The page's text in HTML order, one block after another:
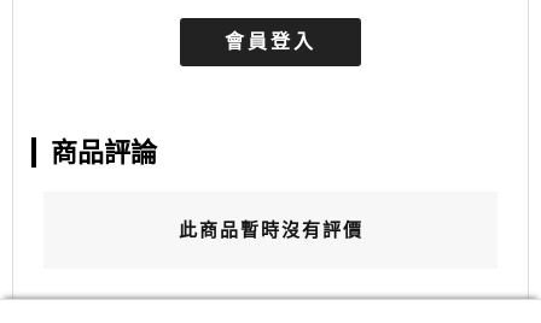
會員登入
商品評論
此商品暫時沒有評價